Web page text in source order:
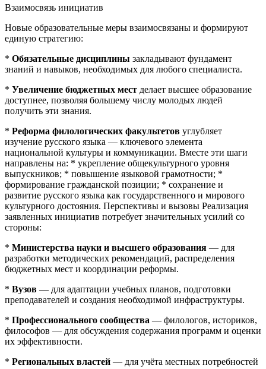
Взаимосвязь инициатив
Новые образовательные меры взаимосвязаны и формируют
единую стратегию:
* Обязательные дисциплины закладывают фундамент
знаний и навыков, необходимых для любого специалиста.
* Увеличение бюджетных мест делает высшее образование
доступнее, позволяя большему числу молодых людей
получить эти знания.
* Реформа филологических факультетов углубляет
изучение русского языка — ключевого элемента
национальной культуры и коммуникации. Вместе эти шаги
направлены на: * укрепление общекультурного уровня
выпускников; * повышение языковой грамотности; *
формирование гражданской позиции; * сохранение и
развитие русского языка как государственного и мирового
культурного достояния. Перспективы и вызовы Реализация
заявленных инициатив потребует значительных усилий со
стороны:
* Министерства науки и высшего образования — для
разработки методических рекомендаций, распределения
бюджетных мест и координации реформы.
* Вузов — для адаптации учебных планов, подготовки
преподавателей и создания необходимой инфраструктуры.
* Профессионального сообщества — филологов, историков,
философов — для обсуждения содержания программ и оценки
их эффективности.
* Региональных властей — для учёта местных потребностей